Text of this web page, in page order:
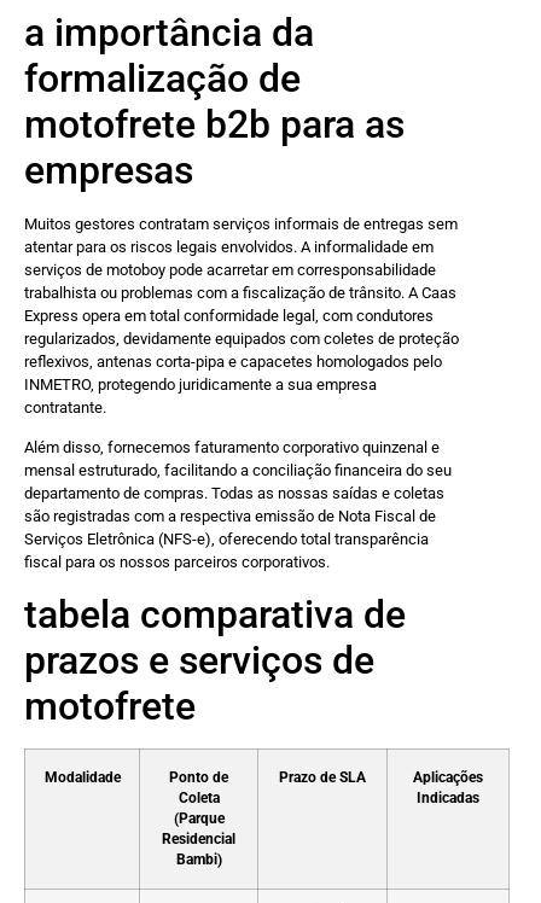
a importância da
formalização de
motofrete b2b para as
empresas
Muitos gestores contratam serviços informais de entregas sem
atentar para os riscos legais envolvidos. A informalidade em
serviços de motoboy pode acarretar em corresponsabilidade
trabalhista ou problemas com a fiscalização de trânsito. A Caas
Express opera em total conformidade legal, com condutores
regularizados, devidamente equipados com coletes de proteção
reflexivos, antenas corta-pipa e capacetes homologados pelo
INMETRO, protegendo juridicamente a sua empresa
contratante.
Além disso, fornecemos faturamento corporativo quinzenal e
mensal estruturado, facilitando a conciliação financeira do seu
departamento de compras. Todas as nossas saídas e coletas
são registradas com a respectiva emissão de Nota Fiscal de
Serviços Eletrônica (NFS-e), oferecendo total transparência
fiscal para os nossos parceiros corporativos.
tabela comparativa de
prazos e serviços de
motofrete
Modalidade
Ponto de
Coleta
(Parque
Residencial
Bambi)
Prazo de SLA
Aplicações
Indicadas